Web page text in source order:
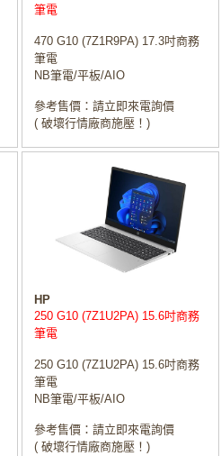
筆電
470 G10 (7Z1R9PA) 17.3吋商務
筆電
NB筆電/平板/AIO
參考售價：請立即來電詢價
( 破壞行情廠商施壓！)
HP
250 G10 (7Z1U2PA) 15.6吋商務
筆電
250 G10 (7Z1U2PA) 15.6吋商務
筆電
NB筆電/平板/AIO
參考售價：請立即來電詢價
( 破壞行情廠商施壓！)